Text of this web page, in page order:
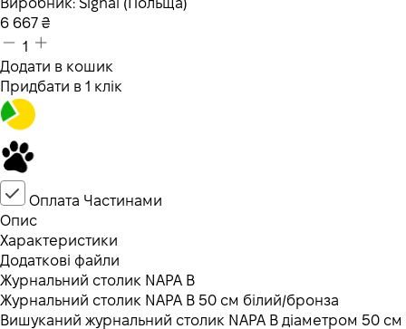
Виробник: Signal (Польща)
6 667 ₴
1
Додати в кошик
Придбати в 1 клік
Оплата Частинами
Опис
Характеристики
Додаткові файли
Журнальний столик NAPA B
Журнальний столик NAPA B 50 см білий/бронза
Вишуканий журнальний столик NAPA B діаметром 50 см